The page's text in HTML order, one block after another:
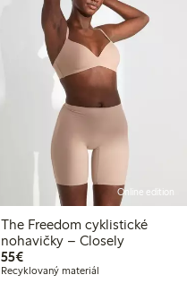
Online edition
The Freedom cyklistické
nohavičky – Closely
55€55,00 €
Recyklovaný materiál